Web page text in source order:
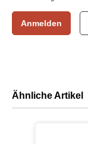
Anmelden
Ähnliche Artikel